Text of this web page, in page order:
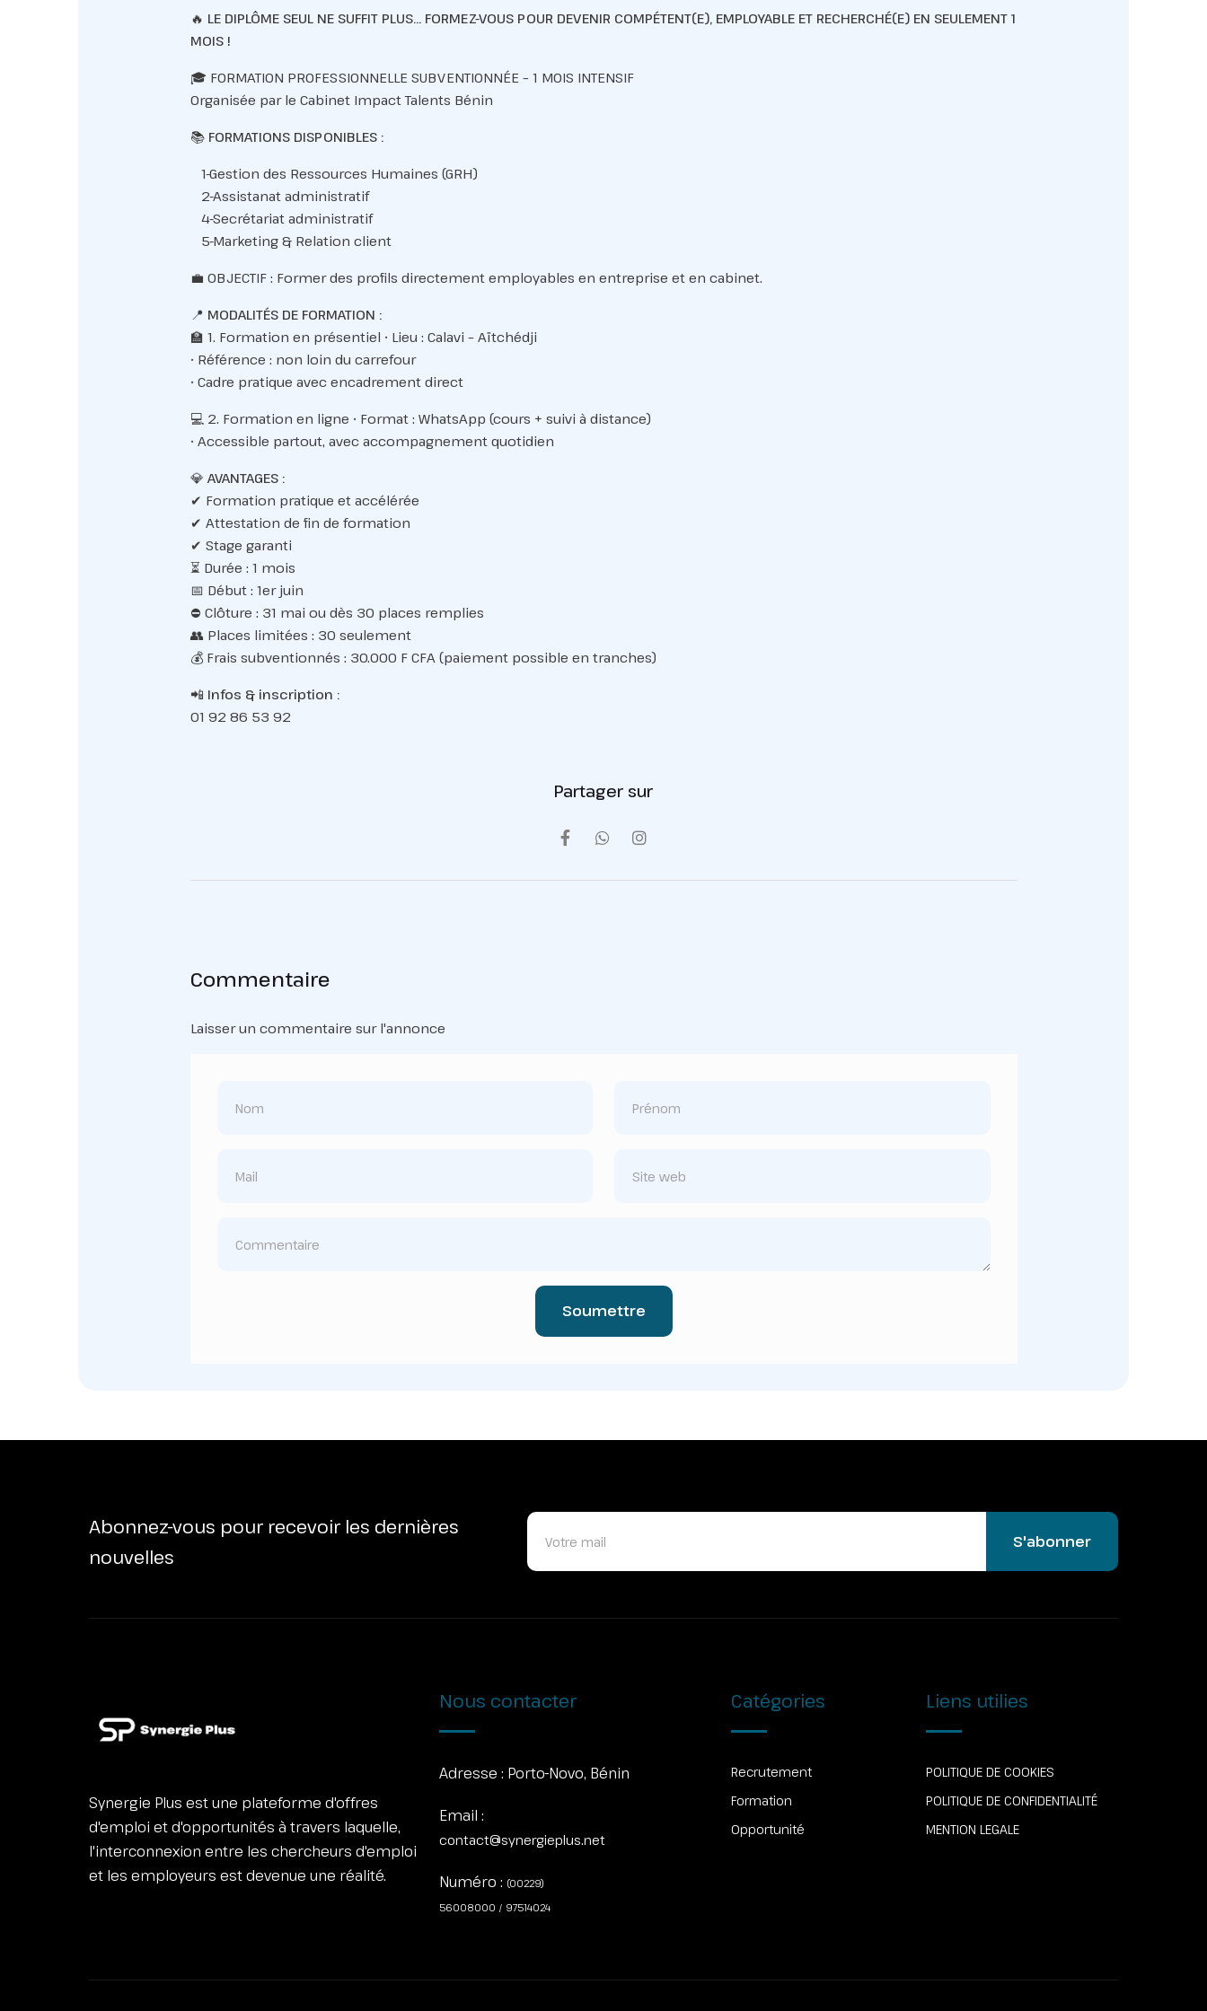
🔥 LE DIPLÔME SEUL NE SUFFIT PLUS… FORMEZ-VOUS POUR DEVENIR COMPÉTENT(E), EMPLOYABLE ET RECHERCHÉ(E) EN SEULEMENT 1
MOIS !
🎓 FORMATION PROFESSIONNELLE SUBVENTIONNÉE – 1 MOIS INTENSIF
Organisée par le Cabinet Impact Talents Bénin
📚 FORMATIONS DISPONIBLES :
1-Gestion des Ressources Humaines (GRH)
2-Assistanat administratif
4-Secrétariat administratif
5-Marketing & Relation client
💼 OBJECTIF : Former des profils directement employables en entreprise et en cabinet.
📍 MODALITÉS DE FORMATION :
🏫 1. Formation en présentiel • Lieu : Calavi – Aïtchédji
• Référence : non loin du carrefour
• Cadre pratique avec encadrement direct
💻 2. Formation en ligne • Format : WhatsApp (cours + suivi à distance)
• Accessible partout, avec accompagnement quotidien
💎 AVANTAGES :
✔ Formation pratique et accélérée
✔ Attestation de fin de formation
✔ Stage garanti
⏳ Durée : 1 mois
📅 Début : 1er juin
⛔ Clôture : 31 mai ou dès 30 places remplies
👥 Places limitées : 30 seulement
💰 Frais subventionnés : 30.000 F CFA (paiement possible en tranches)
📲 Infos & inscription :
01 92 86 53 92
Partager sur
Commentaire
Laisser un commentaire sur l'annonce
Soumettre
Abonnez-vous pour recevoir les dernières
nouvelles
S'abonner
Synergie Plus est une plateforme d'offres
d'emploi et d'opportunités à travers laquelle,
l'interconnexion entre les chercheurs d'emploi
et les employeurs est devenue une réalité.
Nous contacter
Adresse : Porto-Novo, Bénin
Email :
contact@synergieplus.net
Numéro : (00229)
56008000 / 97514024
Catégories
Recrutement
Formation
Opportunité
Liens utilies
POLITIQUE DE COOKIES
POLITIQUE DE CONFIDENTIALITÉ
MENTION LEGALE